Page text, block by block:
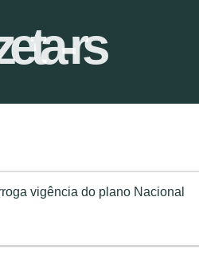
rs
vigência do plano Nacional